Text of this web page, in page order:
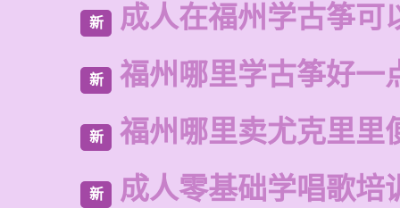
新 成人在福州学古筝可
新 福州哪里学古筝好一
新 福州哪里卖尤克里里
新 成人零基础学唱歌培